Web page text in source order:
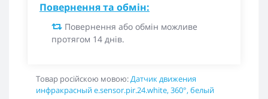
Повернення та обмін:
Повернення або обмін можливе
протягом 14 днів.
Товар російскою мовою:Датчик движения
инфракрасный e.sensor.pir.24.white, 360°, белый